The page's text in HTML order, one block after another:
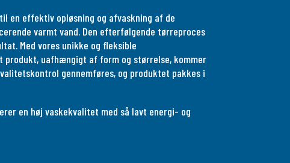
en effektiv opløsning og afvaskning af de
varmt vand. Den efterfølgende tørreproces
Med vores unikke og fleksible
uafhængigt af form og størrelse, kommer
gennemføres, og produktet pakkes i
en høj vaskekvalitet med så lavt energi- og